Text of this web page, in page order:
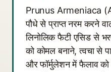
Prunus Armeniaca
पौधे से प्राप्त नरम करने
लिनोलिक फैटी एसिड से
को कोमल बनाने, त्वचा से
और फॉर्मुलेशन में फैलाव को